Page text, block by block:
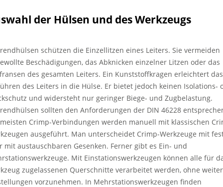
der Hülsen und des Werkzeugs
schützen die Einzellitzen eines Leiters. Sie vermeiden
Beschädigungen, das Abknicken einzelner Litzen oder das
des gesamten Leiters. Ein Kunststoffkragen erleichtert das
des Leiters in die Hülse. Er bietet jedoch keinen Isolations-
und widersteht nur geringer Biege- und Zugbelastung.
sollten den Anforderungen der DIN 46228
Crimp-Verbindungen werden manuell mit klassischen
ausgeführt. Man unterscheidet Crimp-Werkzeuge mit
mit austauschbaren Gesenken. Ferner gibt es Ein- und
Mit Einstationswerkzeugen können alle für
zugelassenen Querschnitte verarbeitet werden, ohne
vorzunehmen. In Mehrstationswerkzeugen finden